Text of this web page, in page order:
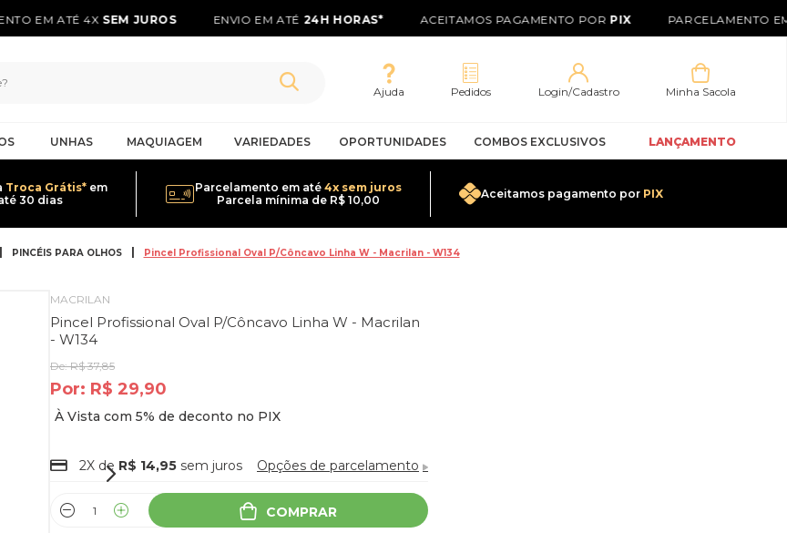
EM ATÉ 4XSEM JUROS ENVIO EM ATÉ24H HORAS* ACEITAMOS PAGAMENTO PORPIX PARCELAMENTO
Ajuda Pedidos Login/Cadastro Minha Sacola
UNHAS MAQUIAGEM VARIEDADES OPORTUNIDADES COMBOS EXCLUSIVOS LANÇAMENTO
Troca Grátis*em
30 dias
Parcelamento em até 4x sem juros
Parcela mínima de R$ 10,00
Aceitamos pagamento porPIX
PINCÉIS PARA OLHOS Pincel Profissional Oval P/Côncavo Linha W - Macrilan - W134
MACRILAN
Pincel Profissional Oval P/Côncavo Linha W - Macrilan
- W134
De:R$ 37,85
Por: R$ 29,90
2X de R$ 14,95 sem juros Opções de parcelamento
COMPRAR